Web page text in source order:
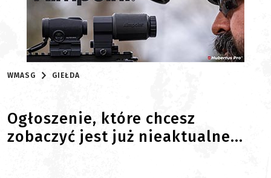
WMASG GIEŁDA
Ogłoszenie, które chcesz
zobaczyć jest już nieaktualne...